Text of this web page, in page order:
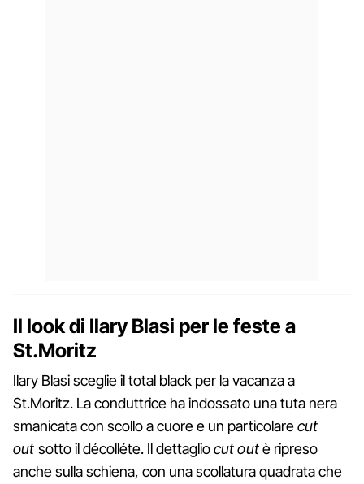
Il look di Ilary Blasi per le feste a
St.Moritz
Ilary Blasi sceglie il total black per la vacanza a
St.Moritz. La conduttrice ha indossato una tuta nera
smanicata con scollo a cuore e un particolarecut
out sotto il décolléte. Il dettagliocut outè ripreso
anche sulla schiena, con una scollatura quadrata che